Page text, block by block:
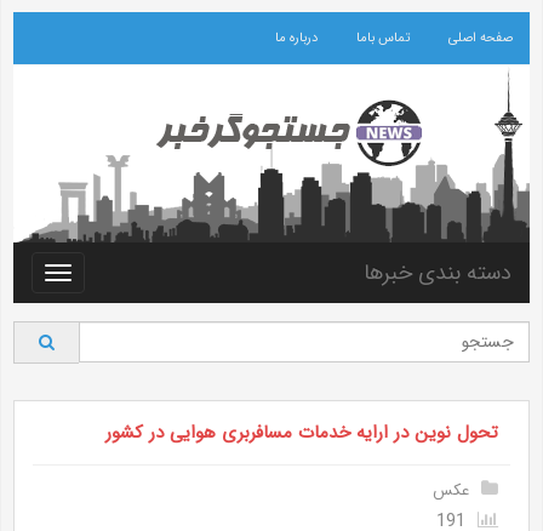
صفحه اصلی تماس باما درباره ما
Toggle
دسته بندی خبرها
تحول نوین در ارایه خدمات مسافربری هوایی در کشور
عکس